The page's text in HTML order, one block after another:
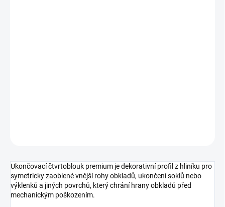
Ukončovací čtvrtoblouk premium je dekorativní profil z hliníku pro
symetricky zaoblené vnější rohy obkladů, ukončení soklů nebo
výklenků a jiných povrchů, který chrání hrany obkladů před
mechanickým poškozením.